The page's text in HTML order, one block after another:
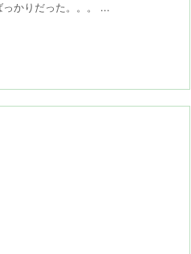
っかりだった。。。 ...